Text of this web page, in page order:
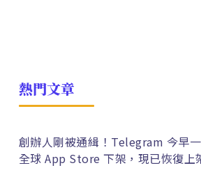
熱門文章
創辦人剛被通緝！Telegram 今早
全球 App Store 下架，現已恢復上